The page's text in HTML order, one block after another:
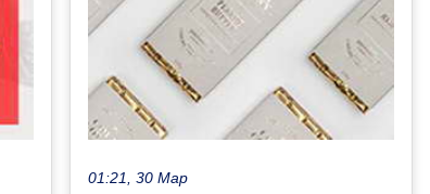
01:21, 30 Мар